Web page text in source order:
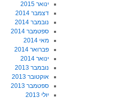
ינואר 2015
דצמבר 2014
נובמבר 2014
ספטמבר 2014
מאי 2014
פברואר 2014
ינואר 2014
נובמבר 2013
אוקטובר 2013
ספטמבר 2013
יולי 2013